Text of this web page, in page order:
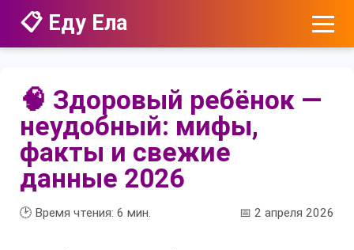
📋 Еду Ела
🧠 Здоровый ребёнок —
неудобный: мифы,
факты и свежие
данные 2026
🕑 Время чтения: 6 мин. 📅 2 апреля 2026